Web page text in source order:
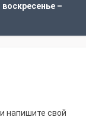
–
напишите свой